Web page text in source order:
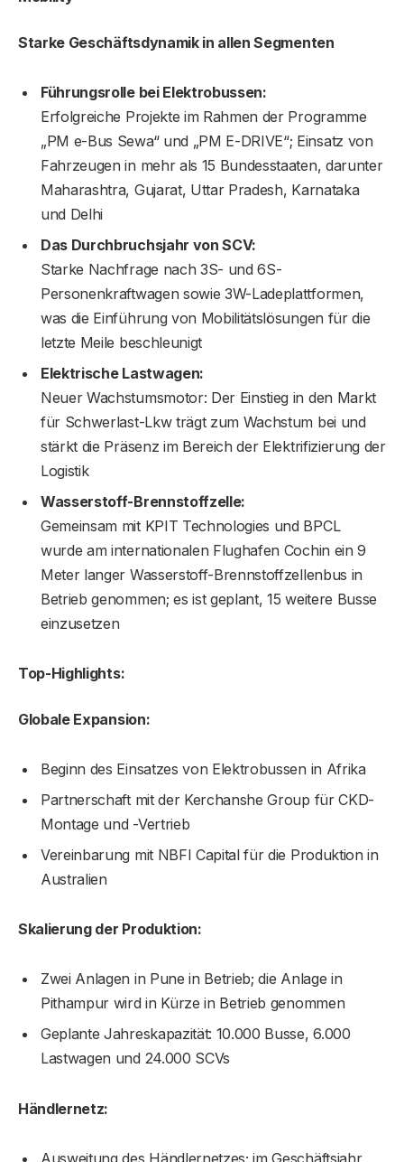
Starke Geschäftsdynamik in allen Segmenten
Führungsrolle bei Elektrobussen:
Erfolgreiche Projekte im Rahmen der Programme
„PM e-Bus Sewa“ und „PM E-DRIVE“; Einsatz von
Fahrzeugen in mehr als 15 Bundesstaaten, darunter
Maharashtra, Gujarat, Uttar Pradesh, Karnataka
und Delhi
Das Durchbruchsjahr von SCV:
Starke Nachfrage nach 3S- und 6S-
Personenkraftwagen sowie 3W-Ladeplattformen,
was die Einführung von Mobilitätslösungen für die
letzte Meile beschleunigt
Elektrische Lastwagen:
Neuer Wachstumsmotor: Der Einstieg in den Markt
für Schwerlast-Lkw trägt zum Wachstum bei und
stärkt die Präsenz im Bereich der Elektrifizierung der
Logistik
Wasserstoff-Brennstoffzelle:
Gemeinsam mit KPIT Technologies und BPCL
wurde am internationalen Flughafen Cochin ein 9
Meter langer Wasserstoff-Brennstoffzellenbus in
Betrieb genommen; es ist geplant, 15 weitere Busse
einzusetzen
Top-Highlights:
Globale Expansion:
Beginn des Einsatzes von Elektrobussen in Afrika
Partnerschaft mit der Kerchanshe Group für CKD-
Montage und -Vertrieb
Vereinbarung mit NBFI Capital für die Produktion in
Australien
Skalierung der Produktion:
Zwei Anlagen in Pune in Betrieb; die Anlage in
Pithampur wird in Kürze in Betrieb genommen
Geplante Jahreskapazität: 10.000 Busse, 6.000
Lastwagen und 24.000 SCVs
Händlernetz:
Ausweitung des Händlernetzes; im Geschäftsjahr